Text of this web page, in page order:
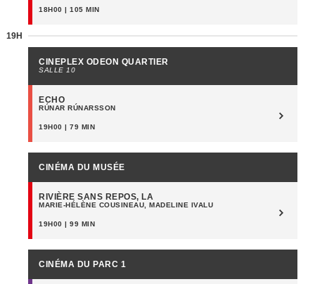
18H00 | 105 MIN
19H
CINEPLEX ODEON QUARTIER
SALLE 10
ECHO
RÚNAR RÚNARSSON
19H00 | 79 MIN
CINÉMA DU MUSÉE
RIVIÈRE SANS REPOS, LA
MARIE-HÉLÈNE COUSINEAU, MADELINE IVALU
19H00 | 99 MIN
CINÉMA DU PARC 1